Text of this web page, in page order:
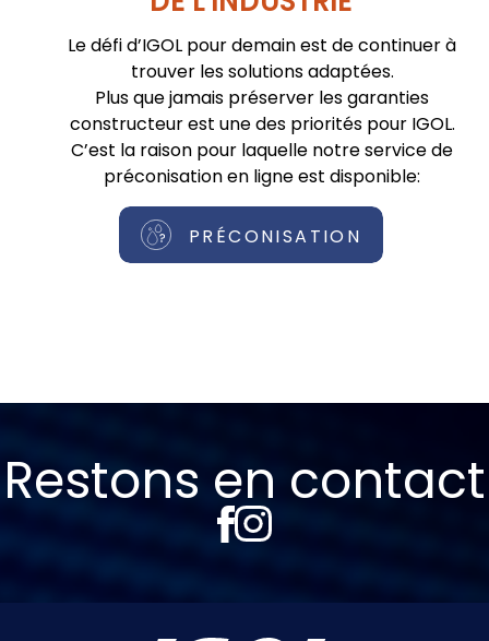
Le défi d’IGOL pour demain est de continuer à
trouver les solutions adaptées.
Plus que jamais préserver les garanties
constructeur est une des priorités pour IGOL.
C’est la raison pour laquelle notre service de
préconisation en ligne est disponible:
PRÉCONISATION
Restons en contact